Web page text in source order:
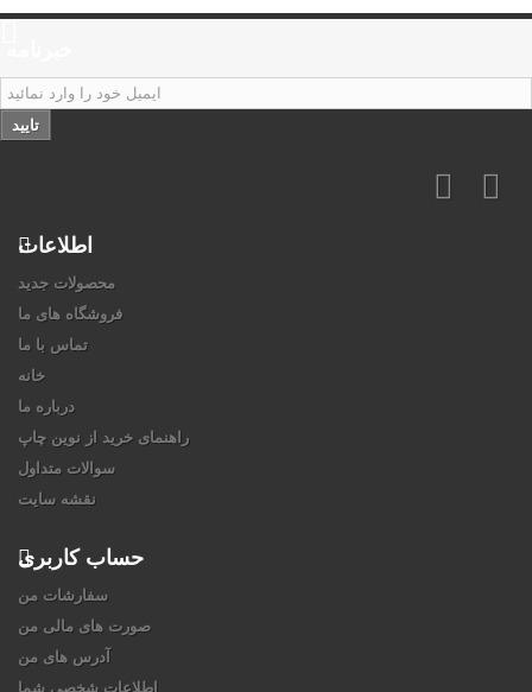
تایید
اطلاعات
محصولات جدید
فروشگاه های ما
تماس با ما
خانه
درباره ما
راهنمای خرید از نوین چاپ
سوالات متداول
نقشه سایت
حساب کاربری
سفارشات من
صورت های مالی من
آدرس های من
اطلاعات شخصی شما